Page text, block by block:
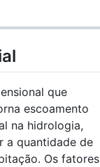
que
escoamento
na hidrologia,
a quantidade de
Os fatores